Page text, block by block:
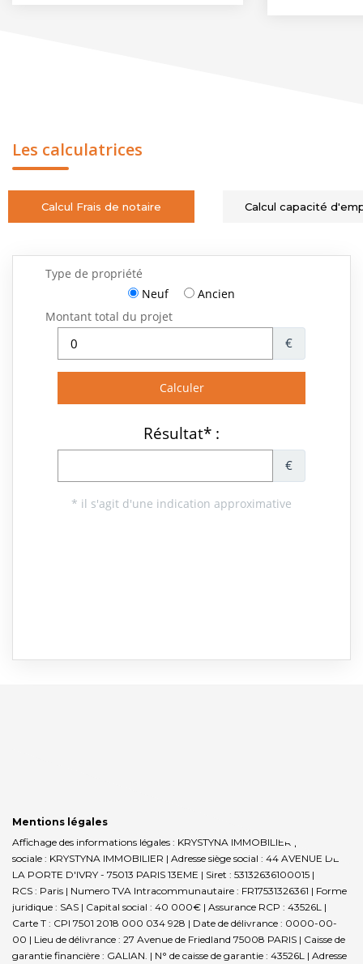
Les calculatrices
Calcul Frais de notaire Calcul capacité
Mentions légales
Affichage des informations légales : KRYSTYNA IMMOBILIER | Raison
sociale : KRYSTYNA IMMOBILIER | Adresse siège social : 44 AVENUE DE
LA PORTE D'IVRY - 75013 PARIS 13EME | Siret : 53132636100015 |
RCS : Paris | Numero TVA Intracommunautaire : FR17531326361 | Forme
juridique : SAS | Capital social : 40 000€ | Assurance RCP : 43526L |
Carte T : CPI 7501 2018 000 034 928 | Date de délivrance : 0000-00-
00 | Lieu de délivrance : 27 Avenue de Friedland 75008 PARIS | Caisse de
garantie financière : GALIAN. | N° de caisse de garantie : 43526L | Adresse